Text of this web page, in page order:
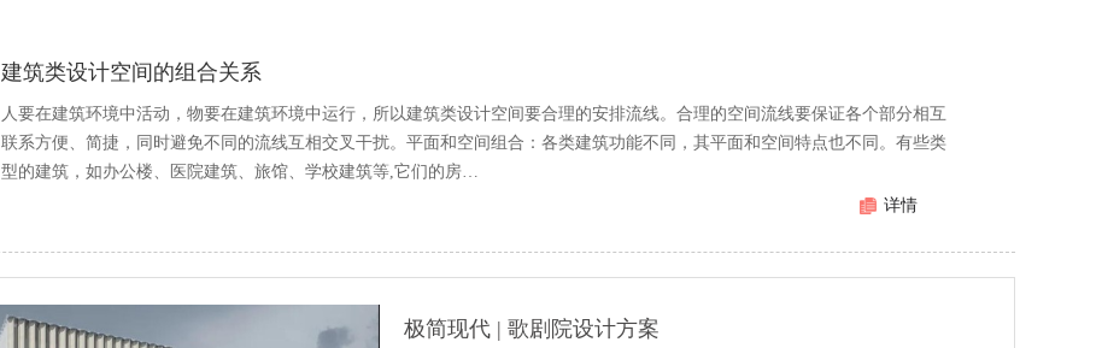
建筑类设计空间的组合关系
人要在建筑环境中活动，物要在建筑环境中运行，所以建筑类设计空间要合理的安排流线。合理的空间流线要保证各个部分相互
联系方便、简捷，同时避免不同的流线互相交叉干扰。平面和空间组合：各类建筑功能不同，其平面和空间特点也不同。有些类
型的建筑，如办公楼、医院建筑、旅馆、学校建筑等,它们的房…
详情
极简现代 | 歌剧院设计方案